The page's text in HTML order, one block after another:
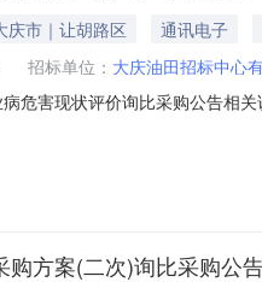
庆市｜让胡路区
通讯电子
招标单位： 大庆油田招标中心
危害现状评价询比采购公告相
方案(二次)询比采购公